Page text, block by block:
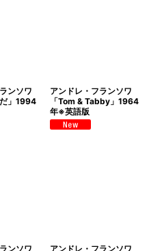
ンソワ
だ」1994
アンドレ・フランソワ
「Tom & Tabby」1964
年※英語版
ンソワ
アンドレ・フランソワ